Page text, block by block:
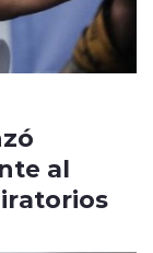
al